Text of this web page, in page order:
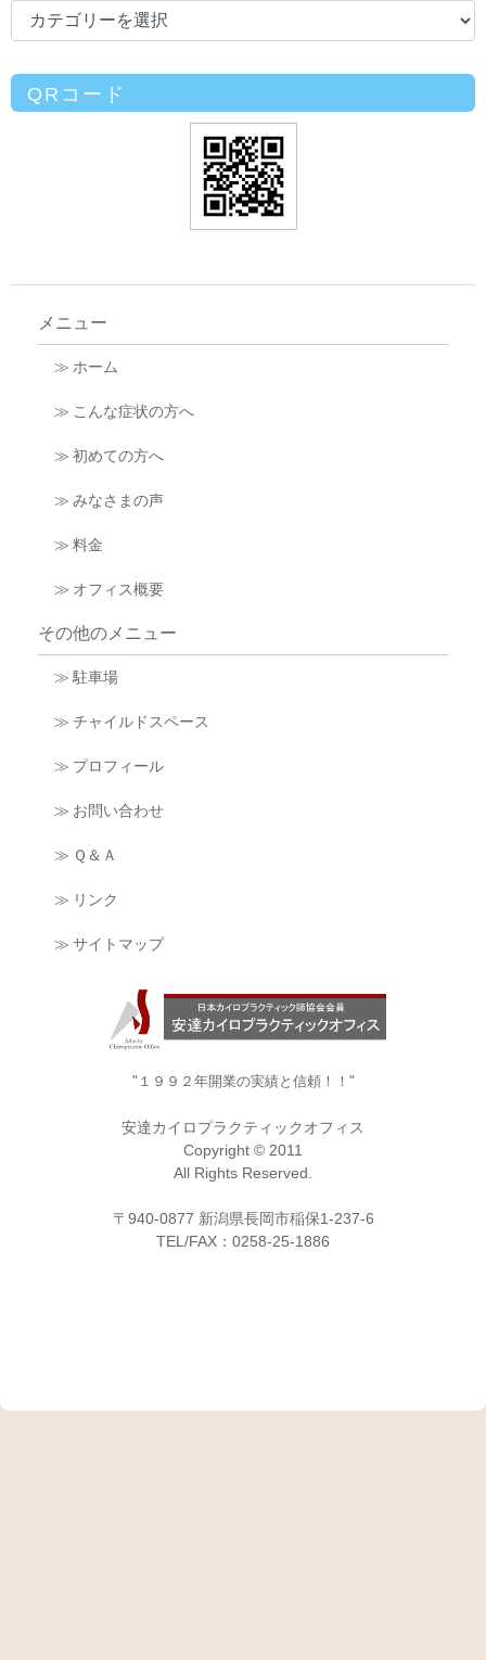
QRコード
メニュー
≫ ホーム
≫ こんな症状の方へ
≫ 初めての方へ
≫ みなさまの声
≫ 料金
≫ オフィス概要
その他のメニュー
≫ 駐車場
≫ チャイルドスペース
≫ プロフィール
≫ お問い合わせ
≫ Ｑ＆Ａ
≫ リンク
≫ サイトマップ
"１９９２年開業の実績と信頼！！"
安達カイロプラクティックオフィス
Copyright © 2011
All Rights Reserved.
〒940-0877 新潟県長岡市稲保1-237-6
TEL/FAX：0258-25-1886